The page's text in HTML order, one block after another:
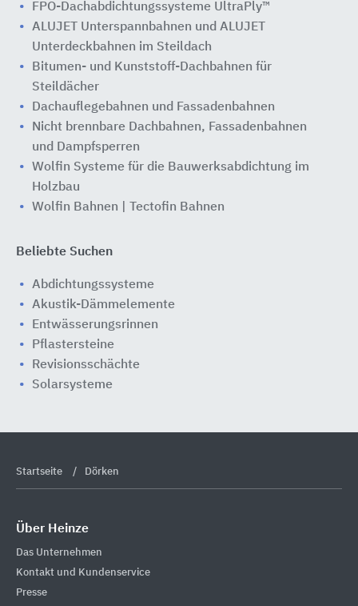
FPO-Dachabdichtungssysteme UltraPly™
ALUJET Unterspannbahnen und ALUJET
Unterdeckbahnen im Steildach
Bitumen- und Kunststoff-Dachbahnen für
Steildächer
Dachauflegebahnen und Fassadenbahnen
Nicht brennbare Dachbahnen, Fassadenbahnen
und Dampfsperren
Wolfin Systeme für die Bauwerksabdichtung im
Holzbau
Wolfin Bahnen | Tectofin Bahnen
Beliebte Suchen
Abdichtungssysteme
Akustik-Dämmelemente
Entwässerungsrinnen
Pflastersteine
Revisionsschächte
Solarsysteme
Startseite Dörken
Über Heinze
Das Unternehmen
Kontakt und Kundenservice
Presse